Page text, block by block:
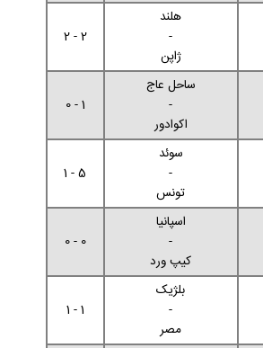
هلند
-
ژاپن
2 - 2
ساحل عاج
-
اکوادور
1 - 0
سوئد
-
تونس
5 - 1
اسپانیا
-
کیپ ورد
0 - 0
بلژیک
-
مصر
1 - 1